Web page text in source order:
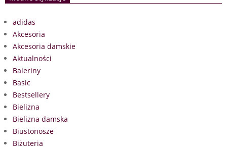
adidas
Akcesoria
Akcesoria damskie
Aktualności
Baleriny
Basic
Bestsellery
Bielizna
Bielizna damska
Biustonosze
Biżuteria